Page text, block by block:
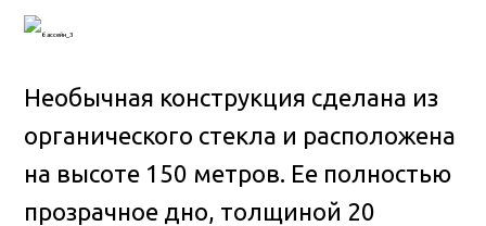
Необычная конструкция сделана из
органического стекла и расположена
на высоте 150 метров. Ее полностью
прозрачное дно, толщиной 20